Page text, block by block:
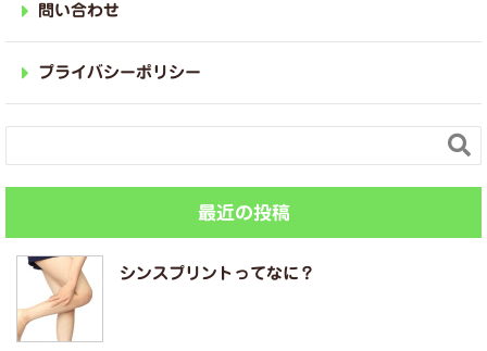
問い合わせ
プライバシーポリシー

最近の投稿
シンスプリントってなに？